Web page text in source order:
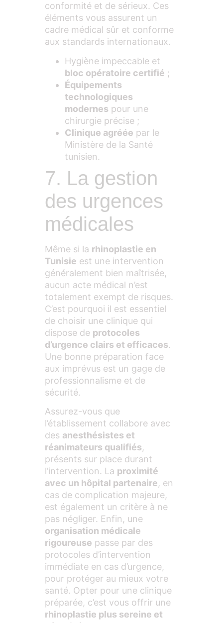
conformité et de sérieux. Ces
éléments vous assurent un
cadre médical sûr et conforme
aux standards internationaux.
Hygiène impeccable et
bloc opératoire certifié ;
Équipements
technologiques
modernes pour une
chirurgie précise ;
Clinique agréée par le
Ministère de la Santé
tunisien.
7. La gestion
des urgences
médicales
Même si la rhinoplastie en
Tunisie est une intervention
généralement bien maîtrisée,
aucun acte médical n’est
totalement exempt de risques.
C’est pourquoi il est essentiel
de choisir une clinique qui
dispose de protocoles
d’urgence clairs et efficaces.
Une bonne préparation face
aux imprévus est un gage de
professionnalisme et de
sécurité.
Assurez-vous que
l’établissement collabore avec
des anesthésistes et
réanimateurs qualifiés,
présents sur place durant
l’intervention. La proximité
avec un hôpital partenaire, en
cas de complication majeure,
est également un critère à ne
pas négliger. Enfin, une
organisation médicale
rigoureuse passe par des
protocoles d’intervention
immédiate en cas d’urgence,
pour protéger au mieux votre
santé. Opter pour une clinique
préparée, c’est vous offrir une
rhinoplastie plus sereine et